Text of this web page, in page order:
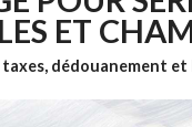
ET
taxes, dédouanement